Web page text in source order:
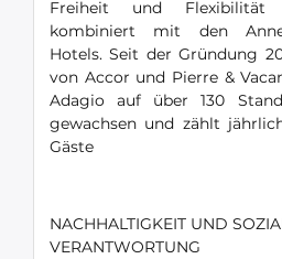
Freiheit und Flexibilität
kombiniert mit den
Hotels. Seit der Gründung
von Accor und Pierre &
Adagio auf über 130
gewachsen und zählt
Gäste
NACHHALTIGKEIT UND
VERANTWORTUNG